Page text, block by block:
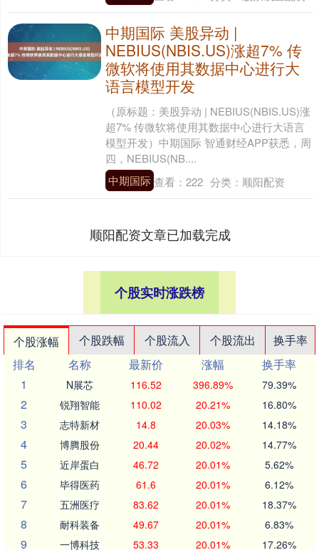
中期国际 美股异动 |
NEBIUS(NBIS.US)涨超7% 传
微软将使用其数据中心进行大
语言模型开发
（原标题：美股异动 | NEBIUS(NBIS.US)涨
超7% 传微软将使用其数据中心进行大语言
模型开发）中期国际 智通财经APP获悉，周
四，NEBIUS(NB....
中期国际查看： 222 分类： 顺阳配资
顺阳配资文章已加载完成
个股实时涨跌榜
个股涨幅 个股跌幅 个股流入 个股流出
换手率
排名
名称 最新价 涨幅
换手率
1
N展芯 116.52 396.89% 79.39%
2 锐翔智能 110.02 20.21% 16.80%
3 志特新材 14.8 20.03% 14.18%
4 博腾股份 20.44 20.02% 14.77%
5 近岸蛋白 46.72 20.01% 5.62%
6 毕得医药 61.6 20.01% 6.12%
7 五洲医疗 83.62 20.01% 18.37%
8 耐科装备 49.67 20.01% 6.83%
9 一博科技 53.33 20.01% 17.26%